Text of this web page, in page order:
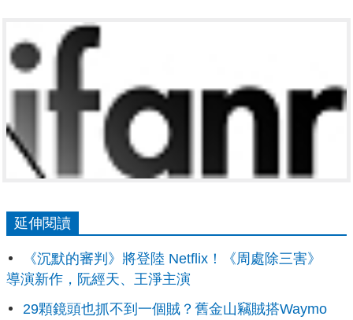
延伸閱讀
《沉默的審判》將登陸 Netflix！《周處除三害》
導演新作，阮經天、王淨主演
29顆鏡頭也抓不到一個賊？舊金山竊賊搭Waymo